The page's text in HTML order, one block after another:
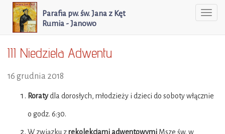
Parafia pw. św. Jana z Kęt
Rumia - Janowo
III Niedziela Adwentu
16 grudnia 2018
Roratydla dorosłych, młodzieży i dzieci do soboty włącznie
o godz. 6:30.
W związku zrekolekcjami adwentowymi Msze św. w